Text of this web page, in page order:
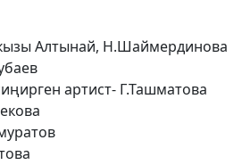
Алтынай, Н.Шаймердинова
артист- Г.Ташматова